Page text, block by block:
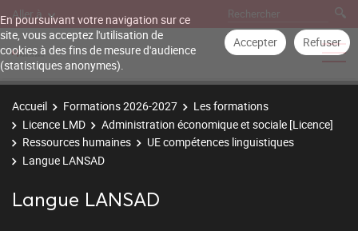
En poursuivant votre navigation sur ce
site, vous acceptez l'utilisation de
cookies à des fins de mesure d'audience
(statistiques anonymes).
Accepter Refuser
Aller à
Accueil Formations 2026-2027
Les formations
Licence LMD
Administration économique et sociale [Licence]
Ressources humaines
UE compétences linguistiques
Langue LANSAD
Langue LANSAD